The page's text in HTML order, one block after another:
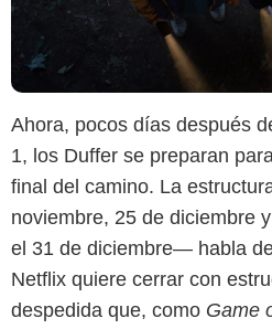
Ahora, pocos días después
1, los Duffer se preparan
final del camino. La
noviembre, 25 de diciembre
el 31 de diciembre— habla
Netflix quiere cerrar con
despedida que, como Game